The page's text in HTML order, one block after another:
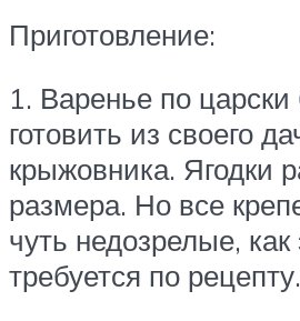
Приготовление:
1. Варенье по царски
готовить из своего
крыжовника. Ягодки
размера. Но все
чуть недозрелые, как
требуется по рецепту.